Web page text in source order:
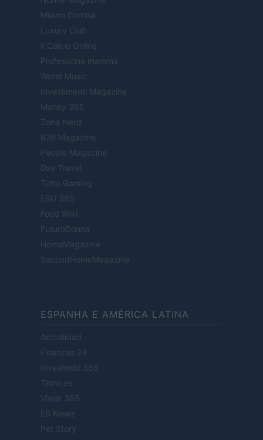
Milano Cortina
Luxury Club
Il Calcio Online
Professione mamma
World Music
Investimenti Magazine
Money 365
Zona Nerd
B2B Magazine
People Magazine
Day Travel
Tutto Gaming
ESG 365
Food Wiki
FuturoDonna
HomeMagazine
SecondHomeMagazine
ESPANHA E AMÉRICA LATINA
Actualidad
Finanzas 24
Investindo 365
Think.es
Viajar 365
ES Newz
Pet Story